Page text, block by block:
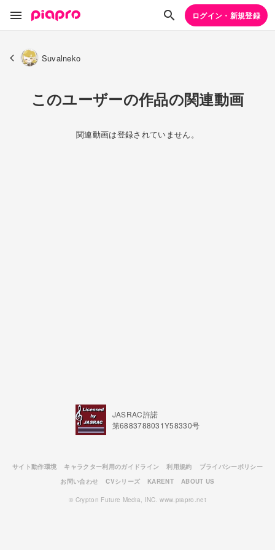
ログイン・新規登録
Suvalneko
このユーザーの作品の関連動画
関連動画は登録されていません。
JASRAC許諾
第6883788031Y58330号
サイト動作環境 キャラクター利用のガイドライン 利用規約
プライバシーポリシー
お問い合わせ
CVシリーズ KARENT ABOUT US
© Crypton Future Media, INC. www.piapro.net